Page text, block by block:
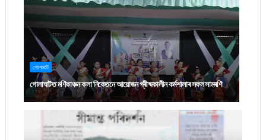
গোলাঘাট
গোলাঘাটত মণিকাঞ্চন কলা নিকেতনে আয়োজন গ্ৰীষ্মকালীন কৰ্মশালাৰ সফল সামৰণি